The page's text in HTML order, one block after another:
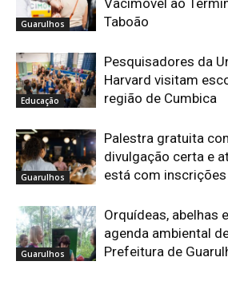
Guarulhos
Vacimóvel ao
Taboão
Educação
Pesquisadores da
Harvard visitam
região de Cumbica
Guarulhos
Palestra gratuita
divulgação certa e
está com
Guarulhos
Orquídeas, abelhas
agenda ambiental
Prefeitura de